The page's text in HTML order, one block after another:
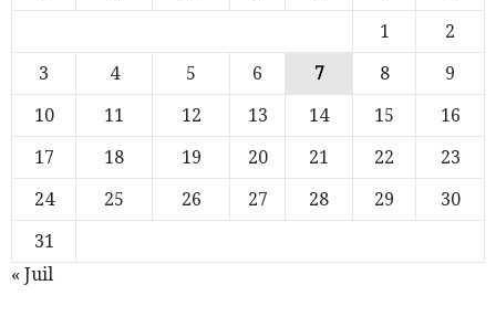
1
2
3
4 5 6 7 8
9
10
11 12 13 14 15
16
17
18 19 20 21 22
23
24
25 26 27 28 29
30
31
« Juil